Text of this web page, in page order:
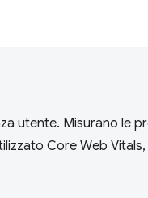
utente. Misurano le
Core Web